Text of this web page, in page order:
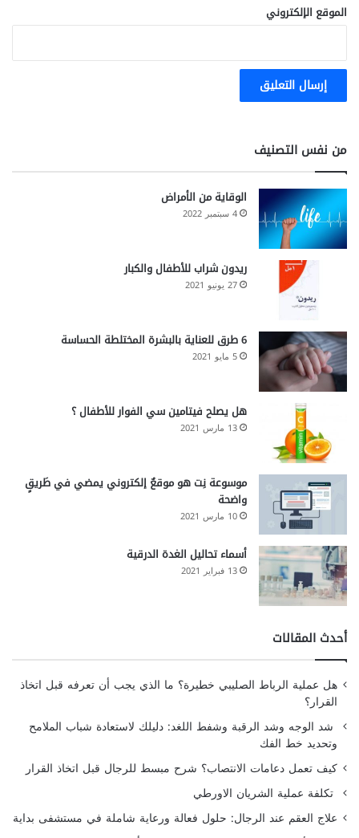
الموقع الإلكتروني
من نفس التصنيف
الوقاية من الأمراض
4 سبتمبر 2022
ريدون شراب للأطفال والكبار
27 يونيو 2021
6 طرق للعناية بالبشرة المختلطة الحساسة
5 مايو 2021
هل يصلح فيتامين سي الفوار للأطفال ؟
13 مارس 2021
موسوعة نِت هو موقعٌ إلكتروني يمضي في طَريقٍ
واضحة
10 مارس 2021
أسماء تحاليل الغدة الدرقية
13 فبراير 2021
أحدث المقالات
هل عملية الرباط الصليبي خطيرة؟ ما الذي يجب أن تعرفه قبل اتخاذ
القرار؟
شد الوجه وشد الرقبة وشفط اللغد: دليلك لاستعادة شباب الملامح
وتحديد خط الفك
كيف تعمل دعامات الانتصاب؟ شرح مبسط للرجال قبل اتخاذ القرار
تكلفة عملية الشريان الاورطي
علاج العقم عند الرجال: حلول فعالة ورعاية شاملة في مستشفى بداية